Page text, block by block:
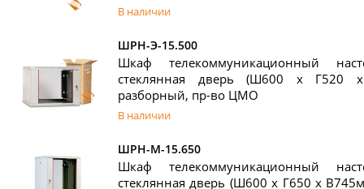
В наличии
ШРН-Э-15.500
Шкаф телекоммуникационный
стеклянная дверь (Ш600 х Г520
разборный, пр-во ЦМО
В наличии
ШРН-М-15.650
Шкаф телекоммуникационный
стеклянная дверь (Ш600 х Г650 х